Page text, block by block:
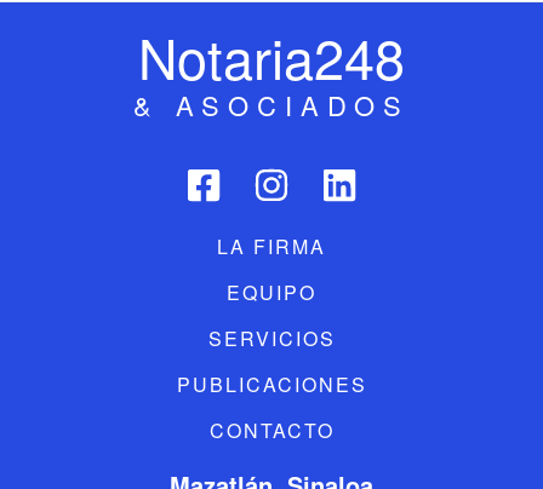
Notaria248
& ASOCIADOS
LA FIRMA
EQUIPO
SERVICIOS
PUBLICACIONES
CONTACTO